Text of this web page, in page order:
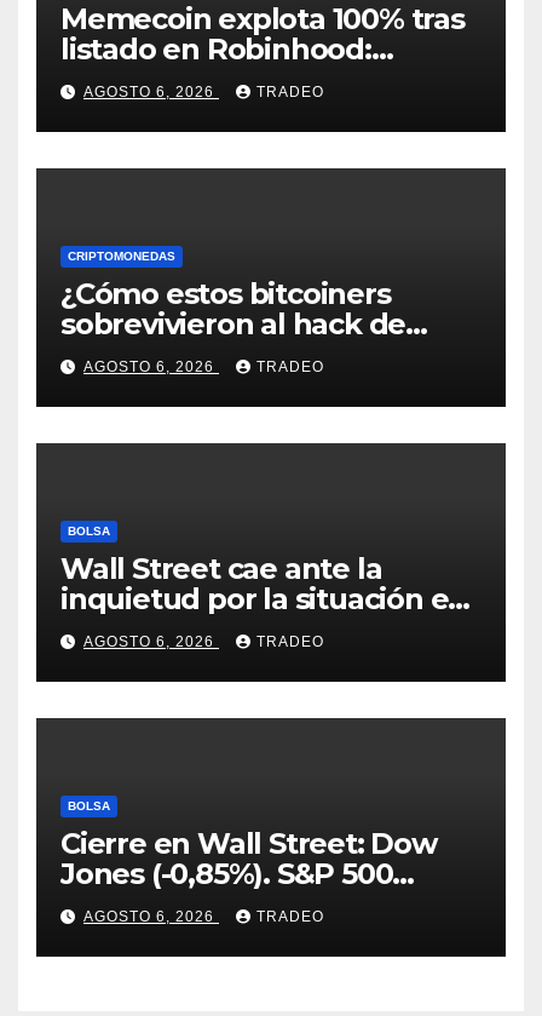
Memecoin explota 100% tras
listado en Robinhood:
conoce los detalles
AGOSTO 6, 2026 TRADEO
CRIPTOMONEDAS
¿Cómo estos bitcoiners
sobrevivieron al hack de
Coldcard? Un analista
comparte consejos clave
AGOSTO 6, 2026 TRADEO
BOLSA
Wall Street cae ante la
inquietud por la situación en
Ormuz
AGOSTO 6, 2026 TRADEO
BOLSA
Cierre en Wall Street: Dow
Jones (-0,85%). S&P 500
(-0,18%) y Nasdaq (-0,06%)
AGOSTO 6, 2026 TRADEO